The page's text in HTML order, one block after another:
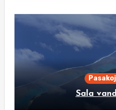
Sala